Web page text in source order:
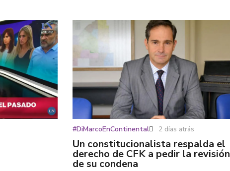
#DiMarcoEnContinental 2 días atrás
Un constitucionalista respalda el
derecho de CFK a pedir la revisión
de su condena